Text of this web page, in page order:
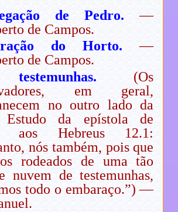
de Pedro. —
de Campos.
do Horto. —
de Campos.
(Os
em geral,
no outro lado da
Estudo da epístola de
aos Hebreus 12.1:
nós também, pois que
rodeados de uma tão
nuvem de testemunhas,
todo o embaraço.”) —